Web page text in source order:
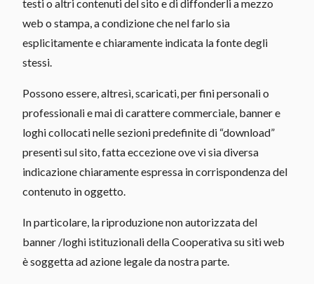
testi o altri contenuti del sito e di diffonderli a mezzo
web o stampa, a condizione che nel farlo sia
esplicitamente e chiaramente indicata la fonte degli
stessi.
Possono essere, altresì, scaricati, per fini personali o
professionali e mai di carattere commerciale, banner e
loghi collocati nelle sezioni predefinite di “download”
presenti sul sito, fatta eccezione ove vi sia diversa
indicazione chiaramente espressa in corrispondenza del
contenuto in oggetto.
In particolare, la riproduzione non autorizzata del
banner /loghi istituzionali della Cooperativa su siti web
è soggetta ad azione legale da nostra parte.